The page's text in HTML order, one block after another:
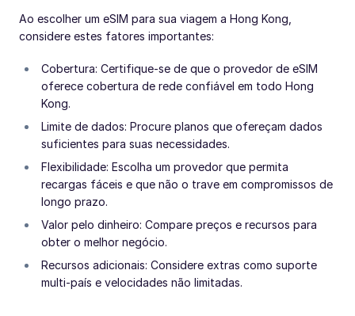
Ao escolher um eSIM para sua viagem a Hong Kong,
considere estes fatores importantes:
Cobertura: Certifique-se de que o provedor de eSIM
oferece cobertura de rede confiável em todo Hong
Kong.
Limite de dados: Procure planos que ofereçam dados
suficientes para suas necessidades.
Flexibilidade: Escolha um provedor que permita
recargas fáceis e que não o trave em compromissos de
longo prazo.
Valor pelo dinheiro: Compare preços e recursos para
obter o melhor negócio.
Recursos adicionais: Considere extras como suporte
multi-país e velocidades não limitadas.